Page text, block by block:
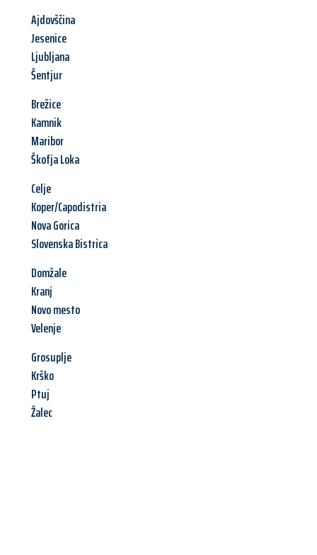
Ajdovščina
Jesenice
Ljubljana
Šentjur
Brežice
Kamnik
Maribor
Škofja Loka
Celje
Koper/Capodistria
Nova Gorica
Slovenska Bistrica
Domžale
Kranj
Novo mesto
Velenje
Grosuplje
Krško
Ptuj
Žalec